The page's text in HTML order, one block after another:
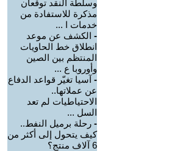
وسلطة النقد توقعان
مذكرة للاستفادة من
خدمات ا ...
- الكشف عن موعد
انطلاق خط الحاويات
المنتظم بين الصين
وأوروبا ع ...
- آسيا تغيّر قواعد الدفاع
عن عملاتها..
الاحتياطيات لم تعد
السل ...
- رحلة برميل النفط..
كيف يتحول إلى أكثر من
6 آلاف منتج؟